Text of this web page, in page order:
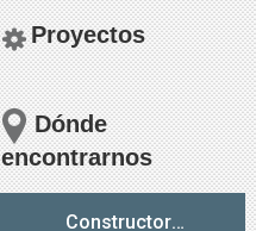
Proyectos
Dónde
encontrarnos